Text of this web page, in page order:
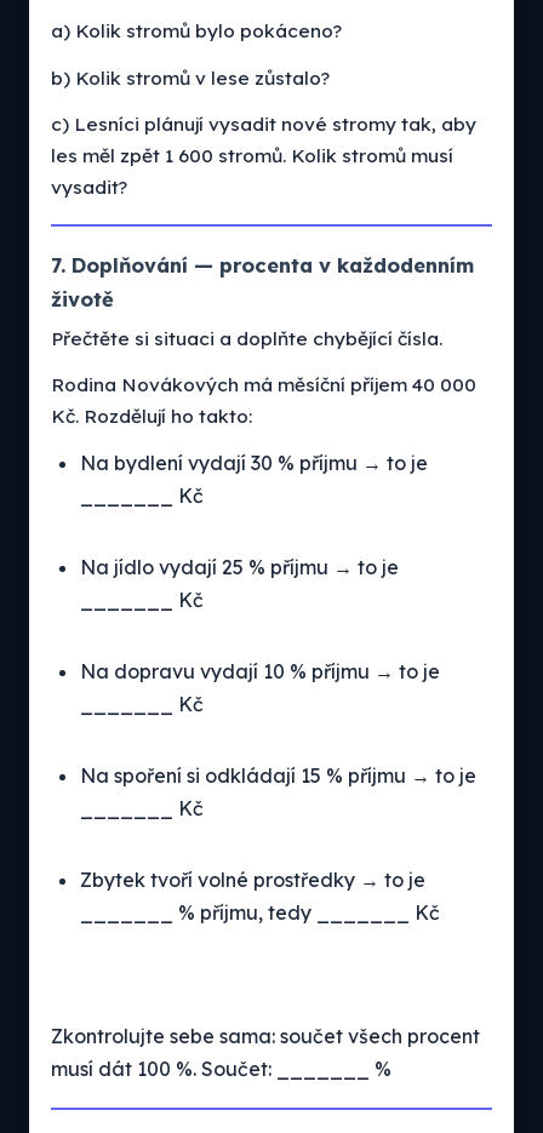
a) Kolik stromů bylo pokáceno?
b) Kolik stromů v lese zůstalo?
c) Lesníci plánují vysadit nové stromy tak, aby
les měl zpět 1 600 stromů. Kolik stromů musí
vysadit?
7. Doplňování — procenta v každodenním
životě
Přečtěte si situaci a doplňte chybějící čísla.
Rodina Novákových má měsíční příjem 40 000
Kč. Rozdělují ho takto:
Na bydlení vydají 30 % příjmu → to je
_______ Kč
Na jídlo vydají 25 % příjmu → to je
_______ Kč
Na dopravu vydají 10 % příjmu → to je
_______ Kč
Na spoření si odkládají 15 % příjmu → to je
_______ Kč
Zbytek tvoří volné prostředky → to je
_______ % příjmu, tedy _______ Kč
Zkontrolujte sebe sama: součet všech procent
musí dát 100 %. Součet: _______ %